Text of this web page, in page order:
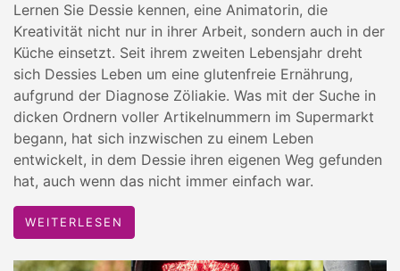
Lernen Sie Dessie kennen, eine Animatorin, die
Kreativität nicht nur in ihrer Arbeit, sondern auch in der
Küche einsetzt. Seit ihrem zweiten Lebensjahr dreht
sich Dessies Leben um eine glutenfreie Ernährung,
aufgrund der Diagnose Zöliakie. Was mit der Suche in
dicken Ordnern voller Artikelnummern im Supermarkt
begann, hat sich inzwischen zu einem Leben
entwickelt, in dem Dessie ihren eigenen Weg gefunden
hat, auch wenn das nicht immer einfach war.
WEITERLESEN